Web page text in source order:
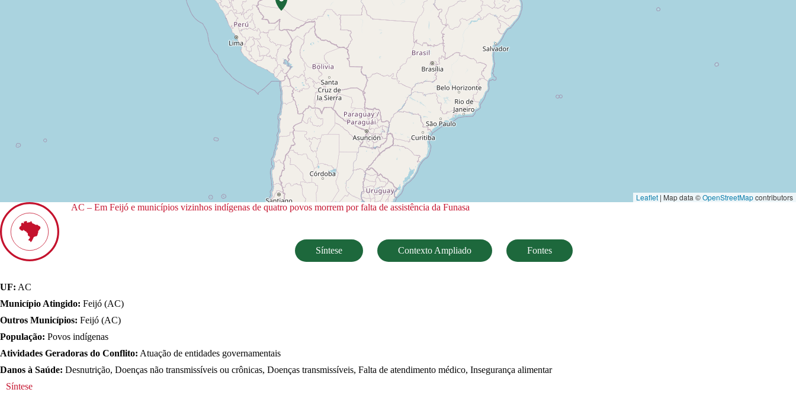
Leaflet | Map data ©OpenStreetMapcontributors
AC – Em Feijó e municípios vizinhos indígenas de quatro povos morrem por falta de assistência da Funasa
Síntese Contexto Ampliado Fontes
UF: AC
Município Atingido: Feijó (AC)
Outros Municípios: Feijó (AC)
População: Povos indígenas
Atividades Geradoras do Conflito: Atuação de entidades governamentais
Danos à Saúde: Desnutrição, Doenças não transmissíveis ou crônicas, Doenças transmissíveis, Falta de atendimento médico, Insegurança alimentar
Síntese